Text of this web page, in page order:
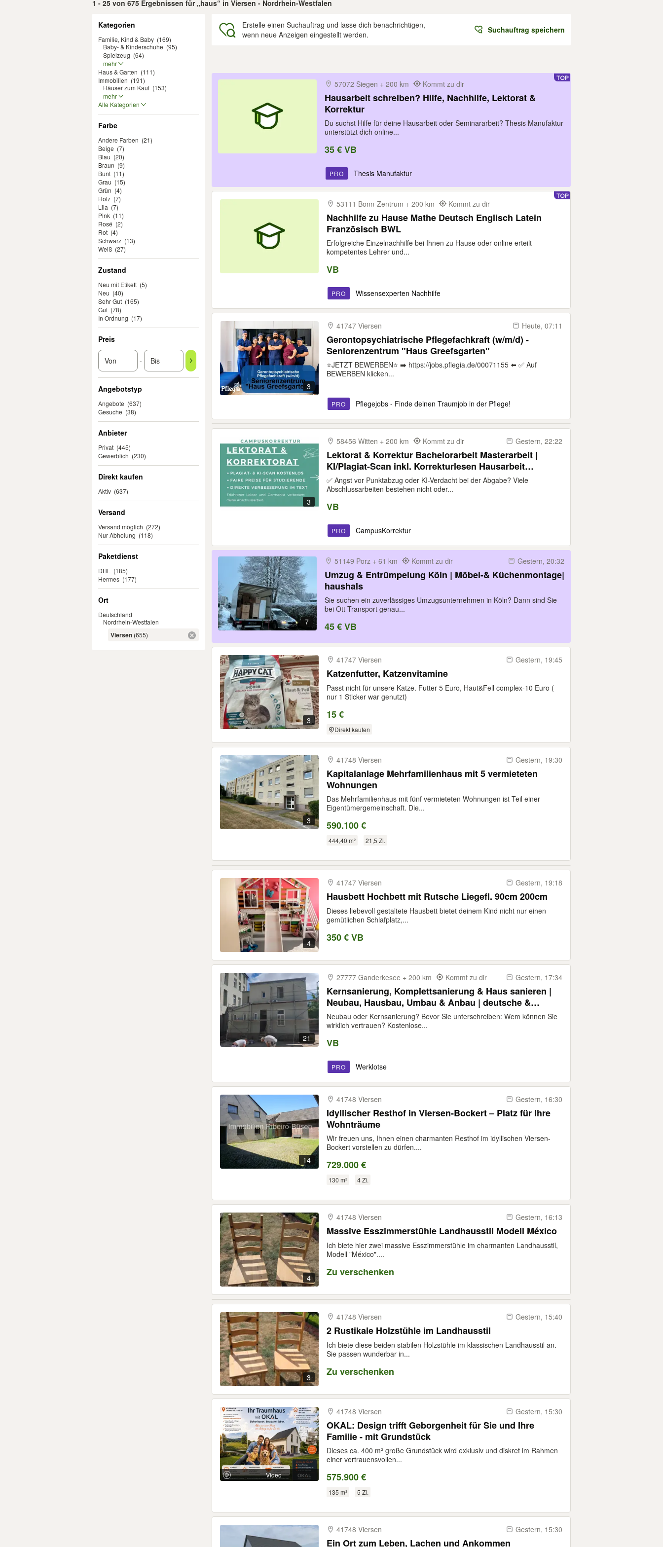
1 - 25 von 675 Ergebnissen für „haus“ in Viersen - Nordrhein-Westfalen
Kategorien
Familie, Kind & Baby (169)
Baby- & Kinderschuhe (95)
Spielzeug (64)
mehr
Haus & Garten (111)
Immobilien (191)
Häuser zum Kauf (153)
mehr
Alle Kategorien
Farbe
Andere Farben (21)
Beige (7)
Blau (20)
Braun (9)
Bunt (11)
Grau (15)
Grün (4)
Holz (7)
Lila (7)
Pink (11)
Rosé (2)
Rot (4)
Schwarz (13)
Weiß (27)
Zustand
Neu mit Etikett (5)
Neu (40)
Sehr Gut (165)
Gut (78)
In Ordnung (17)
Preis
-
Angebotstyp
Angebote (637)
Gesuche (38)
Anbieter
Privat (445)
Gewerblich (230)
Direkt kaufen
Aktiv (637)
Versand
Versand möglich (272)
Nur Abholung (118)
Paketdienst
DHL
(185)
Hermes (177)
Ort
Deutschland
Nordrhein-Westfalen
Viersen (655)
Erstelle einen Suchauftrag und lasse dich benachrichtigen,
wenn neue Anzeigen eingestellt werden.
Suchauftrag speichern
Ergebnisse
57072 Siegen + 200 km Kommt zu dir
Hausarbeit schreiben? Hilfe, Nachhilfe, Lektorat &
Korrektur
Du suchst Hilfe für deine Hausarbeit oder Seminararbeit? Thesis Manufaktur
unterstützt dich online...
35 € VB
PRO Thesis Manufaktur
53111 Bonn-​Zentrum + 200 km Kommt zu dir
Nachhilfe zu Hause Mathe Deutsch Englisch Latein
Französisch BWL
Erfolgreiche Einzelnachhilfe bei Ihnen zu Hause oder online erteilt
kompetentes Lehrer und...
VB
PRO Wissensexperten Nachhilfe
3
41747 Viersen Heute, 07:11
Gerontopsychiatrische Pflegefachkraft (w/m/d) -
Seniorenzentrum "Haus Greefsgarten"
⭐️JETZT BEWERBEN⭐️ ➡️ https://jobs.pflegia.de/00071155 ⬅️ ✅ Auf
BEWERBEN klicken...
PRO Pflegejobs - Finde deinen Traumjob in der Pflege!
3
58456 Witten + 200 km Kommt zu dir Gestern, 22:22
Lektorat & Korrektur Bachelorarbeit Masterarbeit |
KI/Plagiat-Scan inkl. Korrekturlesen Hausarbeit
Bachelor Master korrigieren lassen
✅ Angst vor Punktabzug oder KI-Verdacht bei der Abgabe? Viele
Abschlussarbeiten bestehen nicht oder...
VB
PRO CampusKorrektur
7
51149 Porz + 61 km Kommt zu dir Gestern, 20:32
Umzug & Entrümpelung Köln | Möbel-& Küchenmontage|
haushals
Sie suchen ein zuverlässiges Umzugsunternehmen in Köln? Dann sind Sie
bei Ott Transport genau...
45 € VB
3
41747 Viersen Gestern, 19:45
Katzenfutter, Katzenvitamine
Passt nicht für unsere Katze. Futter 5 Euro, Haut&Fell complex-10 Euro (
nur 1 Sticker war genutzt)
15 €
Direkt kaufen
3
41748 Viersen Gestern, 19:30
Kapitalanlage Mehrfamilienhaus mit 5 vermieteten
Wohnungen
Das Mehrfamilienhaus mit fünf vermieteten Wohnungen ist Teil einer
Eigentümergemeinschaft. Die...
590.100 €
444,40 m² 21,5 Zi.
4
41747 Viersen Gestern, 19:18
Hausbett Hochbett mit Rutsche Liegefl. 90cm 200cm
Dieses liebevoll gestaltete Hausbett bietet deinem Kind nicht nur einen
gemütlichen Schlafplatz,...
350 € VB
21
27777 Ganderkesee + 200 km Kommt zu dir Gestern, 17:34
Kernsanierung, Komplettsanierung & Haus sanieren |
Neubau, Hausbau, Umbau & Anbau | deutsche &
polnische Fachbetriebe & Sanierungsfirma | Angebot
prüfen | Vor-Ort-Beratung | Bremen, Oldenburg,
Neubau oder Kernsanierung? Bevor Sie unterschreiben: Wem können Sie
wirklich vertrauen? Kostenlose...
VB
PRO Werklotse
14
41748 Viersen Gestern, 16:30
Idyllischer Resthof in Viersen-Bockert – Platz für Ihre
Wohnträume
Wir freuen uns, Ihnen einen charmanten Resthof im idyllischen Viersen-
Bockert vorstellen zu dürfen....
729.000 €
130 m² 4 Zi.
4
41748 Viersen Gestern, 16:13
Massive Esszimmerstühle Landhausstil Modell México
Ich biete hier zwei massive Esszimmerstühle im charmanten Landhausstil,
Modell "México"....
Zu verschenken
3
41748 Viersen Gestern, 15:40
2 Rustikale Holzstühle im Landhausstil
Ich biete diese beiden stabilen Holzstühle im klassischen Landhausstil an.
Sie passen wunderbar in...
Zu verschenken
Video
41748 Viersen Gestern, 15:30
OKAL: Design trifft Geborgenheit für Sie und Ihre
Familie - mit Grundstück
Dieses ca. 400 m² große Grundstück wird exklusiv und diskret im Rahmen
einer vertrauensvollen...
575.900 €
135 m² 5 Zi.
41748 Viersen Gestern, 15:30
Ein Ort zum Leben, Lachen und Ankommen